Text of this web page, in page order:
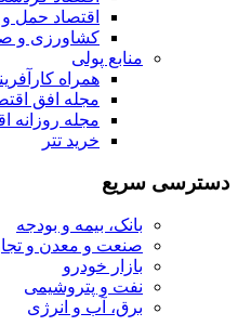
اقتصاد حمل
کشاورزی و
منابع پولی
همراه
مجله افق
مجله روزانه
خرید تتر
دسترسی سریع
بانک، بیمه و بودجه
صنعت و معدن و
بازار خودرو
نفت و پتروشیمی
برق، آب و انرژی